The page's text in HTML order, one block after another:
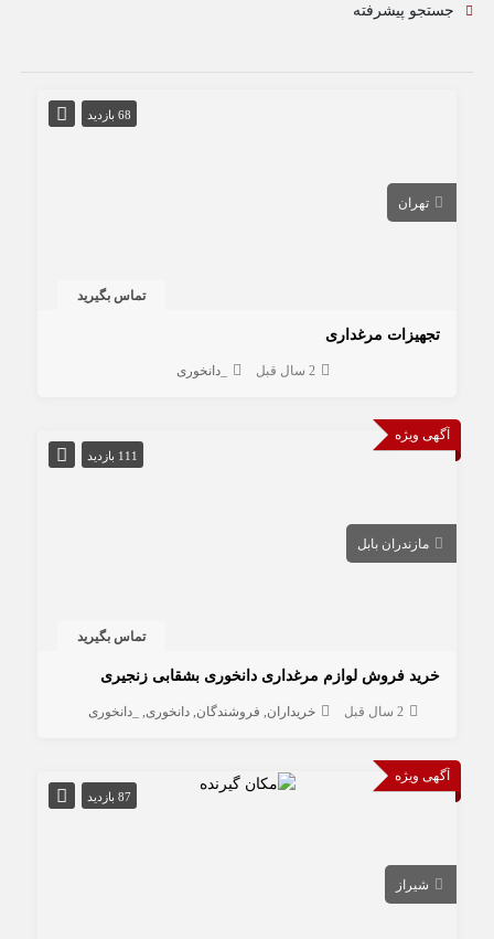
جستجو پیشرفته
68 بازدید
تهران
تماس بگیرید
تجهیزات مرغداری
2 سال قبل _دانخوری
آگهی ویژه
111 بازدید
مازندران بابل
تماس بگیرید
خرید فروش لوازم مرغداری دانخوری بشقابی زنجیری
2 سال قبل خریداران فروشندگان دانخوری _دانخوری
آگهی ویژه
87 بازدید
شیراز